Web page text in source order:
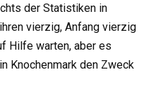
der Statistiken in
vierzig, Anfang vierzig
Hilfe warten, aber es
Knochenmark den Zweck